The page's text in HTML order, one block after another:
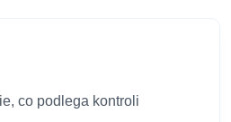
co podlega kontroli